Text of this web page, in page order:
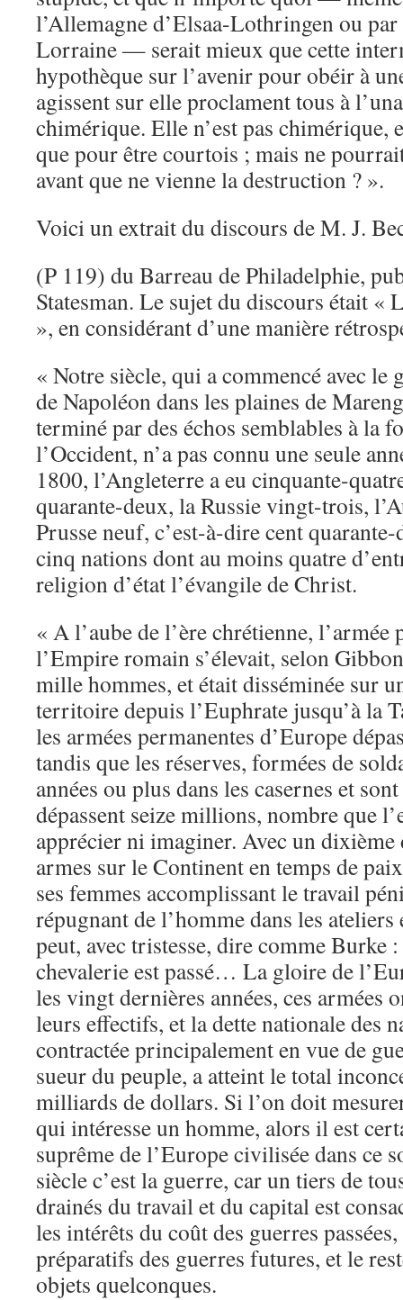
l’Allemagne d’Elsaa-Lothringen ou par
Lorraine — serait mieux que cette
hypothèque sur l’avenir pour obéir à
agissent sur elle proclament tous à
chimérique. Elle n’est pas chimérique,
que pour être courtois ; mais ne
avant que ne vienne la destruction ? ».
Voici un extrait du discours de M. J.
(P 119) du Barreau de Philadelphie,
Statesman. Le sujet du discours était «
», en considérant d’une manière
« Notre siècle, qui a commencé avec le
de Napoléon dans les plaines de
terminé par des échos semblables à la
l’Occident, n’a pas connu une seule
1800, l’Angleterre a eu cinquante-
quarante-deux, la Russie vingt-trois,
Prusse neuf, c’est-à-dire cent
cinq nations dont au moins quatre
religion d’état l’évangile de Christ.
« A l’aube de l’ère chrétienne, l’armée
l’Empire romain s’élevait, selon
mille hommes, et était disséminée sur
territoire depuis l’Euphrate jusqu’à la
les armées permanentes d’Europe
tandis que les réserves, formées de
années ou plus dans les casernes et
dépassent seize millions, nombre que
apprécier ni imaginer. Avec un dixième
armes sur le Continent en temps de
ses femmes accomplissant le travail
répugnant de l’homme dans les ateliers
peut, avec tristesse, dire comme Burke :
chevalerie est passé… La gloire de
les vingt dernières années, ces armées
leurs effectifs, et la dette nationale des
contractée principalement en vue de
sueur du peuple, a atteint le total
milliards de dollars. Si l’on doit
qui intéresse un homme, alors il est
suprême de l’Europe civilisée dans ce
siècle c’est la guerre, car un tiers de
drainés du travail et du capital est
les intérêts du coût des guerres
préparatifs des guerres futures, et le
objets quelconques.